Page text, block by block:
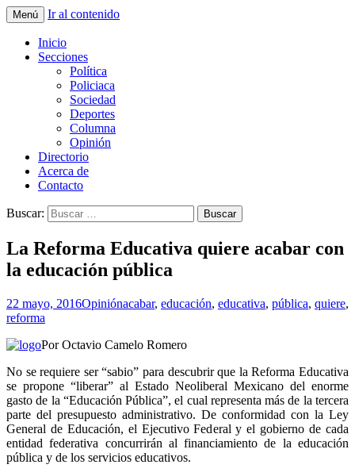
La Yunta de Tepic
Menú Ir al contenido
Inicio
Secciones
Política
Policiaca
Sociedad
Deportes
Columna
Opinión
Directorio
Acerca de
Contacto
Buscar:
La Reforma Educativa quiere acabar con
la educación pública
22 mayo, 2016Opiniónacabar, educación, educativa, pública, quiere,
reforma
Por Octavio Camelo Romero
No se requiere ser “sabio” para descubrir que la Reforma Educativa
se propone “liberar” al Estado Neoliberal Mexicano del enorme
gasto de la “Educación Pública”, el cual representa más de la tercera
parte del presupuesto administrativo. De conformidad con la Ley
General de Educación, el Ejecutivo Federal y el gobierno de cada
entidad federativa concurrirán al financiamiento de la educación
pública y de los servicios educativos.